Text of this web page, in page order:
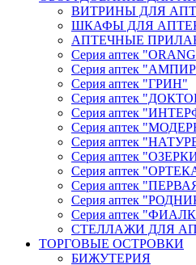
ВИТРИНЫ ДЛЯ
ШКАФЫ ДЛЯ
АПТЕЧНЫЕ
Серия аптек
Серия аптек
Серия аптек "ГРИН"
Серия аптек
Серия аптек
Серия аптек
Серия аптек
Серия аптек
Серия аптек
Серия аптек
Серия аптек
Серия аптек
СТЕЛЛАЖИ ДЛЯ
ТОРГОВЫЕ ОСТРОВКИ
БИЖУТЕРИЯ